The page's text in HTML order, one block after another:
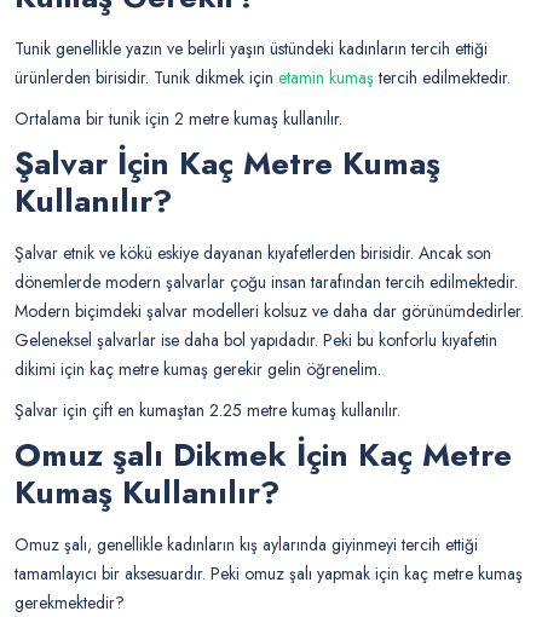
Tunik genellikle yazın ve belirli yaşın üstündeki kadınların tercih ettiği
ürünlerden birisidir. Tunik dikmek için etamin kumaştercih edilmektedir.
Ortalama bir tunik için 2 metre kumaş kullanılır.
Şalvar İçin Kaç Metre Kumaş
Kullanılır?
Şalvar etnik ve kökü eskiye dayanan kıyafetlerden birisidir. Ancak son
dönemlerde modern şalvarlar çoğu insan tarafından tercih edilmektedir.
Modern biçimdeki şalvar modelleri kolsuz ve daha dar görünümdedirler.
Geleneksel şalvarlar ise daha bol yapıdadır. Peki bu konforlu kıyafetin
dikimi için kaç metre kumaş gerekir gelin öğrenelim.
Şalvar için çift en kumaştan 2.25 metre kumaş kullanılır.
Omuz şalı Dikmek İçin Kaç Metre
Kumaş Kullanılır?
Omuz şalı, genellikle kadınların kış aylarında giyinmeyi tercih ettiği
tamamlayıcı bir aksesuardır. Peki omuz şalı yapmak için kaç metre kumaş
gerekmektedir?